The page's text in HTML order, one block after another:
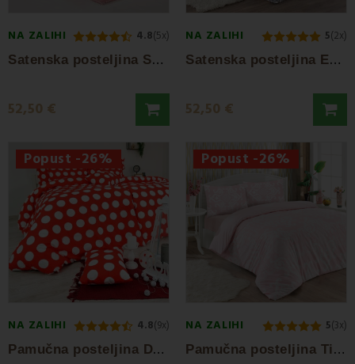
NA ZALIHI 4.8(5x)
S
atenska posteljina Sonia EMI
52,50 €
NA ZALIHI 5(2x)
S
atenska posteljina Evita EMI
52,50 €
Popust -26%
NA ZALIHI 4.8(9x)
P
amučna posteljina Dots red EMI
Popust -26%
NA ZALIHI 5(3x)
P
amučna posteljina Tifany EMI